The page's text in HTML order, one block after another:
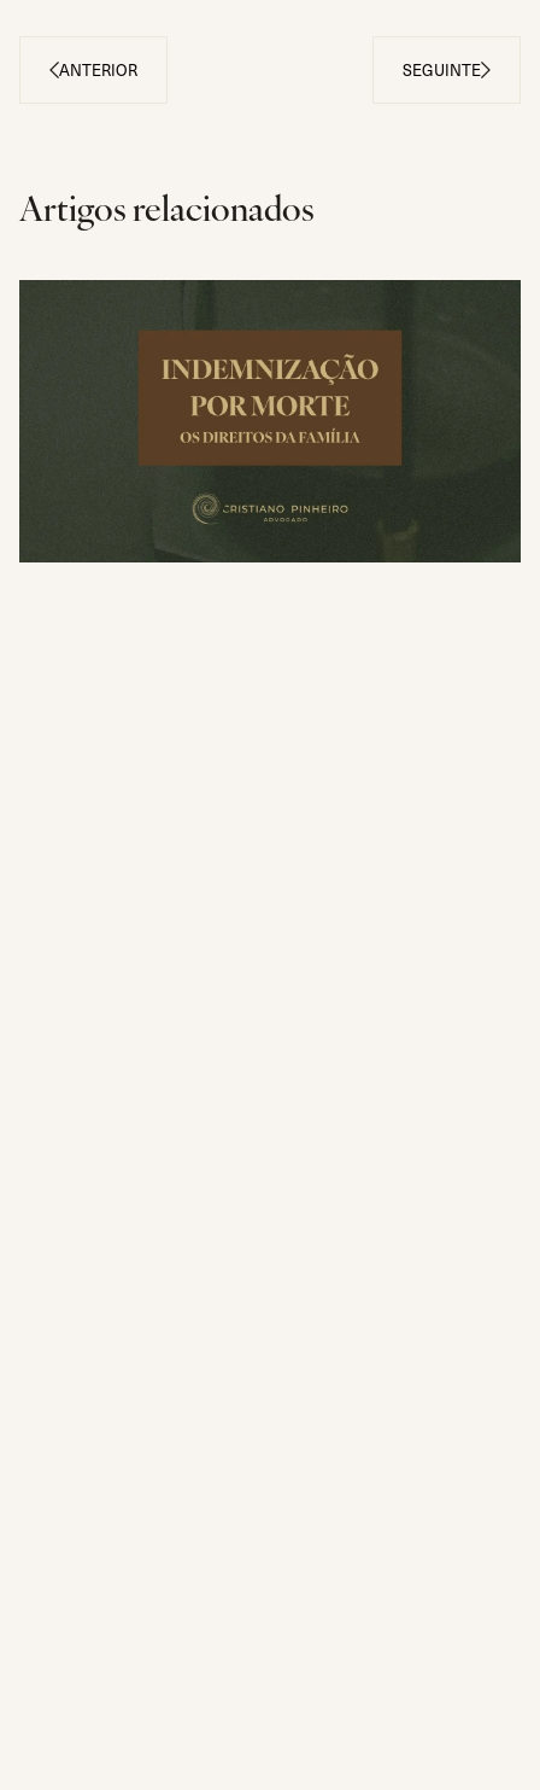
ANTERIOR SEGUINTE
Artigos relacionados